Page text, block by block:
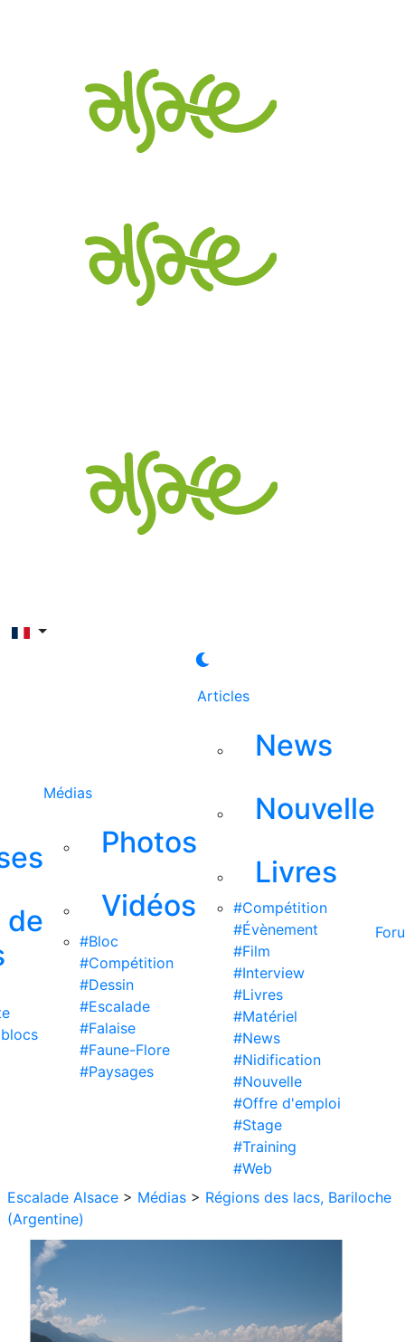
de
Médias
Photos
Vidéos
#Bloc
#Compétition
#Dessin
#Escalade
#Falaise
#Faune-Flore
#Paysages
Articles
News
Nouvelle
Livres
#Compétition
#Évènement
#Film
#Interview
#Livres
#Matériel
#News
#Nidification
#Nouvelle
#Offre d'emploi
#Stage
#Training
#Web
Escalade Alsace > Médias > Régions des lacs, Bariloche
(Argentine)